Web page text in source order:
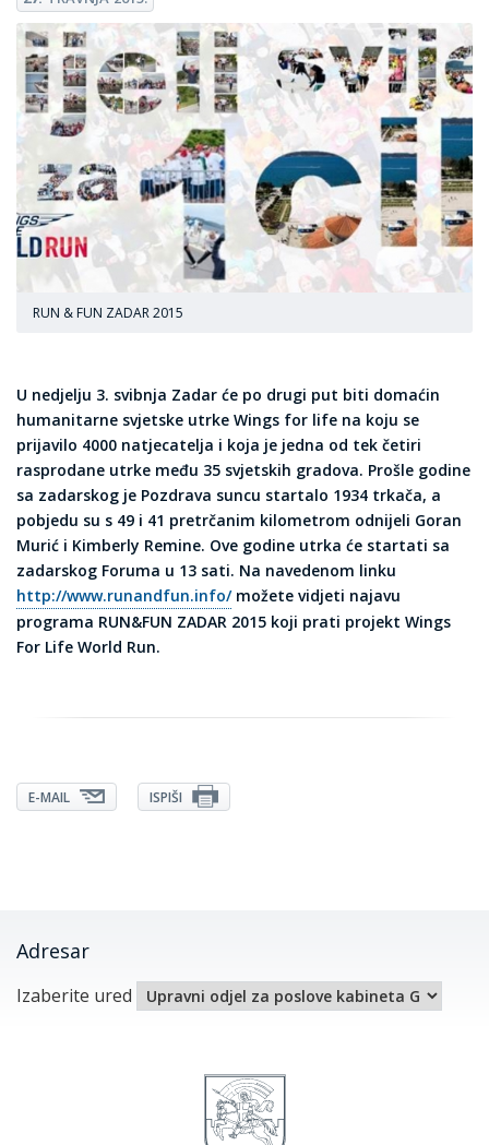
RUN & FUN ZADAR 2015
U nedjelju 3. svibnja Zadar će po drugi put biti domaćin
humanitarne svjetske utrke Wings for life na koju se
prijavilo 4000 natjecatelja i koja je jedna od tek četiri
rasprodane utrke među 35 svjetskih gradova. Prošle godine
sa zadarskog je Pozdrava suncu startalo 1934 trkača, a
pobjedu su s 49 i 41 pretrčanim kilometrom odnijeli Goran
Murić i Kimberly Remine. Ove godine utrka će startati sa
zadarskog Foruma u 13 sati. Na navedenom linku
http://www.runandfun.info/možete vidjeti najavu
programa RUN&FUN ZADAR 2015 koji prati projekt Wings
For Life World Run.
E-MAIL ISPIŠI
Adresar
Izaberite ured